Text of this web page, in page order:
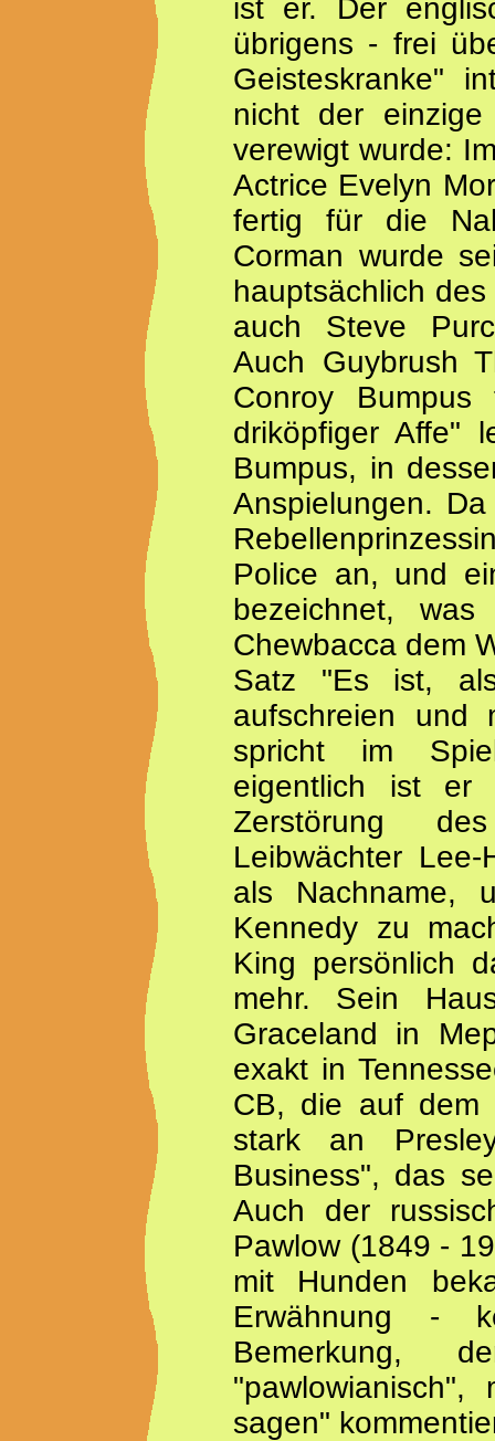
ist er. Der
übrigens - frei
Geisteskranke"
nicht der
verewigt wurde:
Actrice Evelyn
fertig für die
Corman wurde
hauptsächlich
auch Steve
Auch Guybrush
Conroy
driköpfiger Affe"
Bumpus, in
Anspielungen.
Police an, und
bezeichnet,
Chewbacca dem
Satz "Es ist,
aufschreien und
spricht im
eigentlich ist er
Zerstörung
Leibwächter
als Nachname,
Kennedy zu
King persönlich
mehr. Sein
Graceland in
exakt in
CB, die auf dem
stark an
Business", das
Auch der
Pawlow (1849 -
mit Hunden
Erwähnung -
Bemerkung,
sagen"